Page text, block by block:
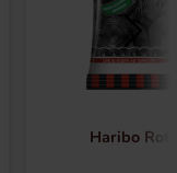
Haribo